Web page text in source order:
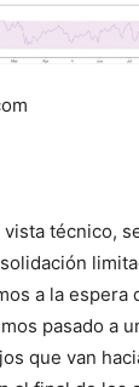
técnico,
a la
pasado a
que van